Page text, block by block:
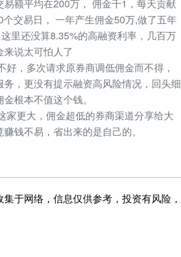
易额平均在200万， 佣金千1，每天贡献
交易日， 一年产生佣金50万,做了五年
里还没算8.35%的高融资利率，几百万
说太可怕人了
，多次请求原券商调低佣金而不得，
，更没有提示融资高风险情况，回头细
根本不值这个钱。
更大，佣金超低的券商渠道分享给大
钱不易，省出来的是自己的。
于网络，信息仅供参考，投资有风险，